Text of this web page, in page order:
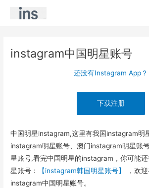
instagram中国明星账号
还没有Instagram App？
下载注册
中国明星instagram,这里有我国instagram明
instagram明星账号、澳门instagram明星账
星账号,看完中国明星的instagram，你可能
星账号：
【instagram韩国明星账号】
，欢
instagram中国明星账号。